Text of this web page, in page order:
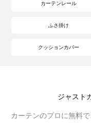
カーテンレール
ふさ掛け
クッションカバー
ジャスト
カーテンのプロに無料